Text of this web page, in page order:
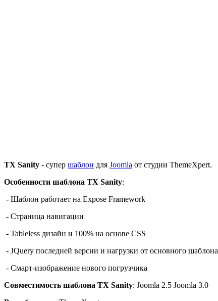
TX Sanity - супер шаблон для Joomla от студии ThemeXpert.
Особенности шаблона TX Sanity:
- Шаблон работает на Expose Framework
- Страница навигации
- Tableless дизайн и 100% на основе CSS
- JQuery последней версии и нагрузки от основного шаблона
- Смарт-изображение нового погрузчика
Совместимость шаблона TX Sanity: Joomla 2.5 Joomla 3.0